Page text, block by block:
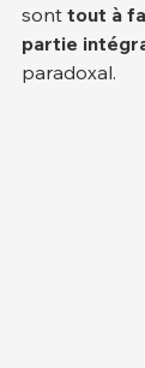
sont tout à
partie
paradoxal.